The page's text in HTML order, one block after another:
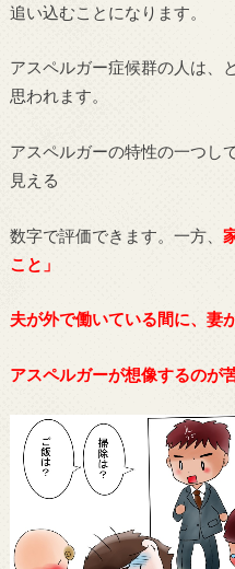
追い込むことになります。
アスペルガー症候群の人は、
思われます。
アスペルガーの特性の一つし
見える
数字で評価できます。一方、
こと」
夫が外で働いている間に、妻
アスペルガーが想像するのが